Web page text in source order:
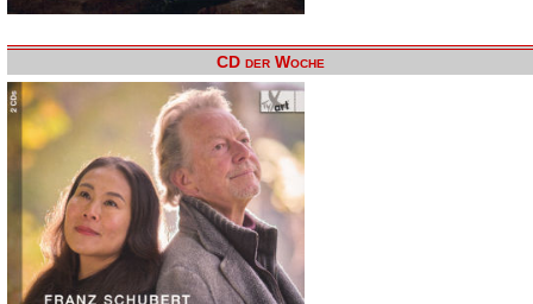
CD der Woche